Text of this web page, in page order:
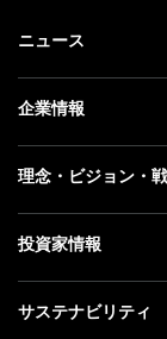
ニュース
ニュース トップ
プレスリリース
更新情報
企業情報
企業情報 トップ
社長メッセージ
事業紹介
理念・ビジョン・
理念・ビジョン
成長戦略「
投資家情報
投資家情報 トッ
サステナビリティ